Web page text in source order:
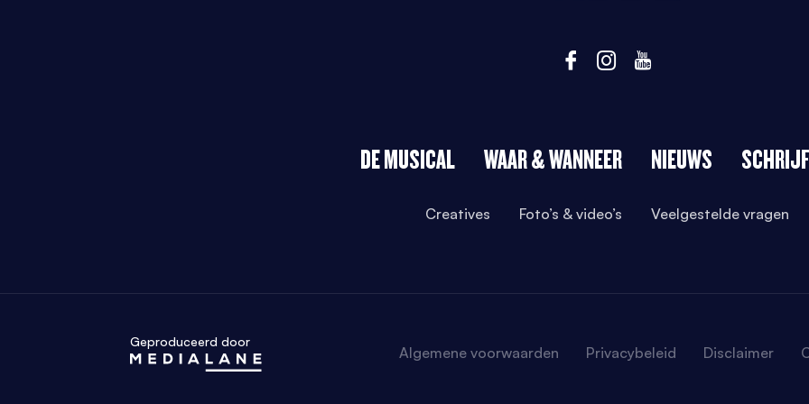
DE MUSICAL WAAR & WANNEER NIEUWS
Creatives Foto’s & video’s Veelgestelde vragen
Geproduceerd door
Algemene voorwaarden Privacybeleid Disclaimer